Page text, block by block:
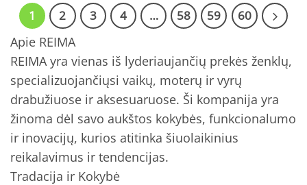
1 2 3 4 … 58 59 60
Apie REIMA
REIMA yra vienas iš lyderiaujančių prekės ženklų,
specializuojančiųsi vaikų, moterų ir vyrų
drabužiuose ir aksesuaruose. Ši kompanija yra
žinoma dėl savo aukštos kokybės, funkcionalumo
ir inovacijų, kurios atitinka šiuolaikinius
reikalavimus ir tendencijas.
Tradacija ir Kokybė